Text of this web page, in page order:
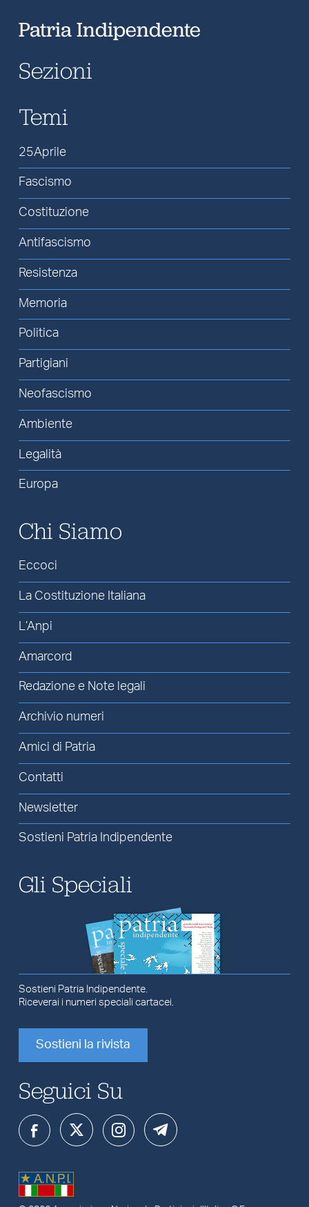
Patria Indipendente
Sezioni
Temi
25Aprile
Fascismo
Costituzione
Antifascismo
Resistenza
Memoria
Politica
Partigiani
Neofascismo
Ambiente
Legalità
Europa
Chi Siamo
Eccoci
La Costituzione Italiana
L’Anpi
Amarcord
Redazione e Note legali
Archivio numeri
Amici di Patria
Contatti
Newsletter
Sostieni Patria Indipendente
Gli Speciali
Sostieni Patria Indipendente.
Riceverai i numeri speciali cartacei.
Sostieni la rivista
Seguici Su